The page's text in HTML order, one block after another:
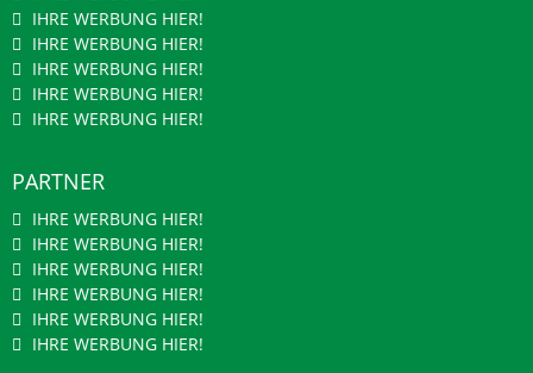
IHRE WERBUNG HIER!
IHRE WERBUNG HIER!
IHRE WERBUNG HIER!
IHRE WERBUNG HIER!
IHRE WERBUNG HIER!
PARTNER
IHRE WERBUNG HIER!
IHRE WERBUNG HIER!
IHRE WERBUNG HIER!
IHRE WERBUNG HIER!
IHRE WERBUNG HIER!
IHRE WERBUNG HIER!